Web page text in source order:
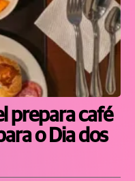
prepara café
o Dia dos